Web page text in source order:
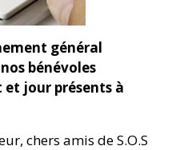
général
bénévoles
jour présents à
chers amis de S.O.S